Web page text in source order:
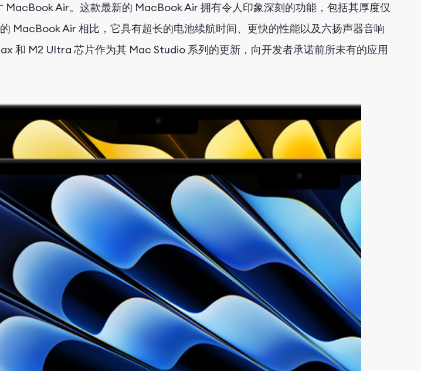
Air。这款最新的 MacBook Air 拥有令人印象深刻的功能，包括其厚度仅
MacBook Air 相比，它具有超长的电池续航时间、更快的性能以及六扬声器音响
和 M2 Ultra 芯片作为其 Mac Studio 系列的更新，向开发者承诺前所未有的应用